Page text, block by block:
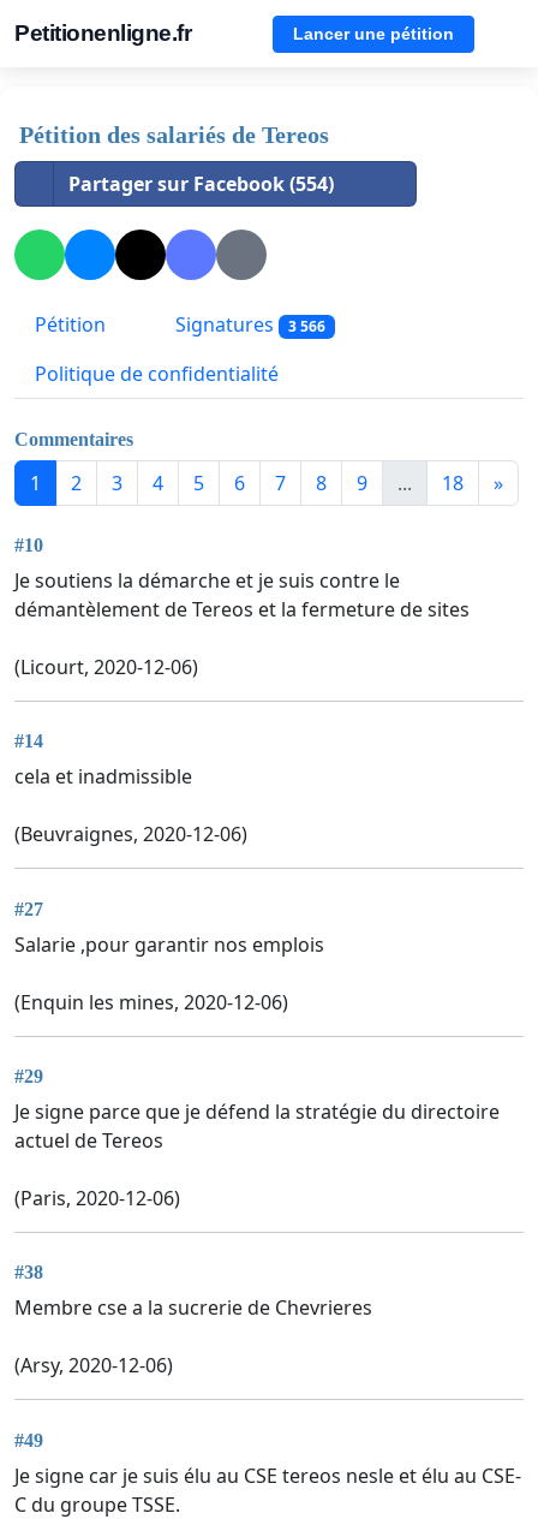
Petitionenligne.fr Lancer une pétition
Pétition des salariés de Tereos
Partager sur Facebook (554)
Pétition Signatures 3 566
Politique de confidentialité
Commentaires
1 2 3 4 5 6 7 8 9 ... 18 »
#10
Je soutiens la démarche et je suis contre le
démantèlement de Tereos et la fermeture de sites
(Licourt, 2020-12-06)
#14
cela et inadmissible
(Beuvraignes, 2020-12-06)
#27
Salarie ,pour garantir nos emplois
(Enquin les mines, 2020-12-06)
#29
Je signe parce que je défend la stratégie du directoire
actuel de Tereos
(Paris, 2020-12-06)
#38
Membre cse a la sucrerie de Chevrieres
(Arsy, 2020-12-06)
#49
Je signe car je suis élu au CSE tereos nesle et élu au CSE-
C du groupe TSSE.